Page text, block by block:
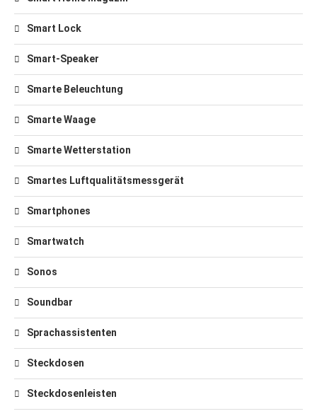
Smart Lock
Smart-Speaker
Smarte Beleuchtung
Smarte Waage
Smarte Wetterstation
Smartes Luftqualitätsmessgerät
Smartphones
Smartwatch
Sonos
Soundbar
Sprachassistenten
Steckdosen
Steckdosenleisten